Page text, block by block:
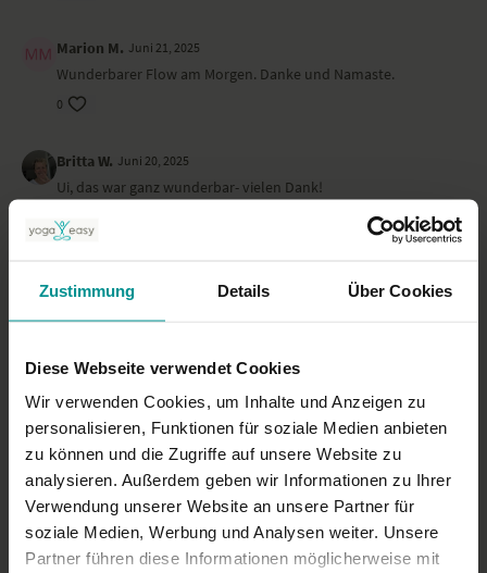
Zustimmung Details Über Cookies
Diese Webseite verwendet Cookies
Wir verwenden Cookies, um Inhalte und Anzeigen zu
personalisieren, Funktionen für soziale Medien anbieten
zu können und die Zugriffe auf unsere Website zu
analysieren. Außerdem geben wir Informationen zu Ihrer
Verwendung unserer Website an unsere Partner für
soziale Medien, Werbung und Analysen weiter. Unsere
Partner führen diese Informationen möglicherweise mit
Marion M. Juni 21, 2025
Wunderbarer Flow am Morgen. Danke und Namaste.
0
Britta W. Juni 20, 2025
Ui, das war ganz wunderbar- vielen Dank!
0
so schön erklärt und einfach zum wohlfühlen. vielen Dank
Mehr laden
Ähnliche Videos